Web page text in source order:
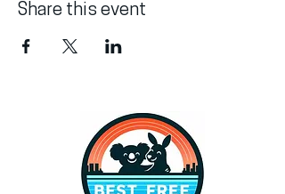
Share this event